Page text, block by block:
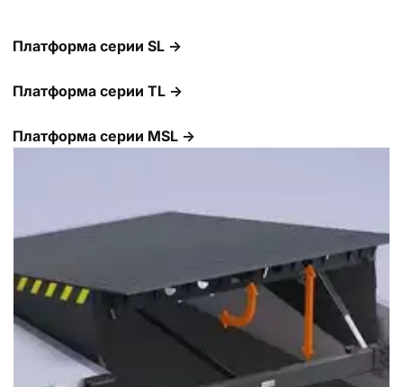
Платформа серии SL →
Платформа серии TL →
Платформа серии MSL →